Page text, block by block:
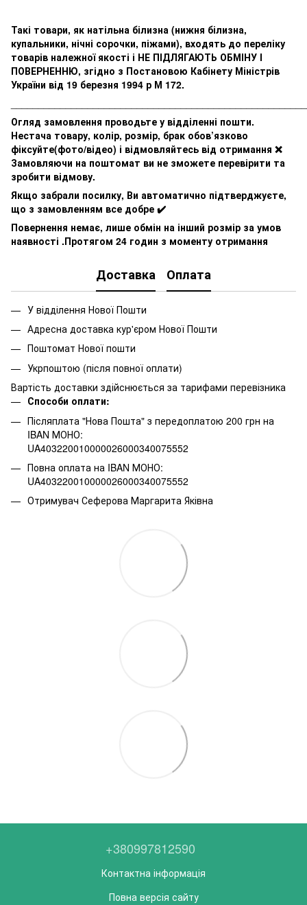
Такі товари, як натільна білизна (нижня білизна,
купальники, нічні сорочки, піжами), входять до переліку
товарів належної якості і НЕ ПІДЛЯГАЮТЬ ОБМІНУ І
ПОВЕРНЕННЮ, згідно з Постановою Кабінету Міністрів
України від 19 березня 1994 р М 172.
Огляд замовлення проводьте у відділенні пошти.
Нестача товару, колір, розмір, брак обов’язково
фіксуйте(фото/відео) і відмовляйтесь від отримання ❌
Замовляючи на поштомат ви не зможете перевірити та
зробити відмову.
Якщо забрали посилку, Ви автоматично підтверджуєте,
що з замовленням все добре ✔️
Повернення немає, лише обмін на інший розмір за умов
наявності .Протягом 24 годин з моменту отримання
Доставка Оплата
У відділення Нової Пошти
Адресна доставка кур'єром Нової Пошти
Поштомат Нової пошти
Укрпоштою (після повної оплати)
Вартість доставки здійснюється за тарифами перевізника
Способи оплати:
Післяплата "Нова Пошта" з передоплатою 200 грн на
IBAN МОНО:
UA403220010000026000340075552
Повна оплата на IBAN МОНО:
UA403220010000026000340075552
Отримувач Сеферова Маргарита Яківна
+380997812590
Контактна інформація
Повна версія сайту